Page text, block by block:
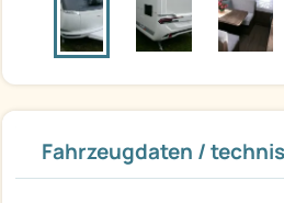
Fahrzeugdaten /